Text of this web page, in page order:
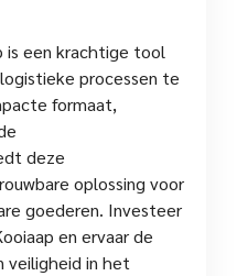
is een krachtige tool
processen te
formaat,
deze
oplossing voor
goederen. Investeer
en ervaar de
veiligheid in het